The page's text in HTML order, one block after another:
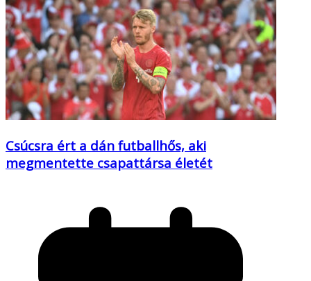
Csúcsra ért a dán futballhős, aki
megmentette csapattársa életét